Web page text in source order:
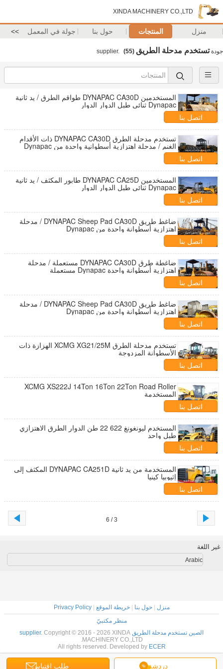
XINDA MACHINERY CO.,LTD
منزل المنتجات حول بنا جولة في المعمل >>
جودةتستخدم مدحلة الطريق (55)
المستخدمين DYNAPAC CA30D طواقم الطرق / يد ثانية
Dynapac ثنائي طبل الدوار الدوار
اتصل بنا
تستخدم مدحلة الطرق DYNAPAC CA30D ذات الأقدام
الغنم / مدحلة اهتزازية أسطوانية واحدة من Dynapac
اتصل بنا
المستخدمين DYNAPAC CA25D طابور المكثف / يد ثانية
Dynapac ثنائي طبل الدوار الدوار
اتصل بنا
ضاغط طريق DYNAPAC Sheep Pad CA30D / مدحلة
اهتزازية أسطوانة واحدة من Dynapac
اتصل بنا
ضاغطة طرق DYNAPAC CA30D مستعملة / مدحلة
اهتزازية أسطوانة واحدة Dynapac مستعملة
اتصل بنا
ضاغط طريق DYNAPAC Sheep Pad CA30D / مدحلة
اهتزازية أسطوانة واحدة من Dynapac
اتصل بنا
تستخدم مدحلة الطرق XCMG XG21/25M الهزازة ذات
الأسطوانة المزدوجة
اتصل بنا
XCMG XS222J 14Ton 16Ton 22Ton Road Roller
المستخدمة
اتصل بنا
المستخدم ليونغونغ 622 22 طن الدوار الطرق الاهتزازي
طبل واحد
اتصل بنا
المستخدمة من يد ثانية DYNAPAC CA251D المكثف إلى
إثيوبيا كينيا
اتصل بنا
3 / 6
دردشة طلب اقتباس
غير اللغة
Arabic
منزل |حول بنا |خريطة الموقع |
Privacy Policy
منظر مكتبيّ
الصين تستخدم مدحلة الطريق supplier. Copyright © 2016 - 2026 XINDA
MACHINERY CO.,LTD.
All rights reserved. Developed by ECER